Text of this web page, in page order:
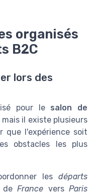
organisés
B2C
lors des
pour le salon de
il existe plusieurs
que l'expérience soit
obstacles les plus
lesdéparts
de France vers Paris